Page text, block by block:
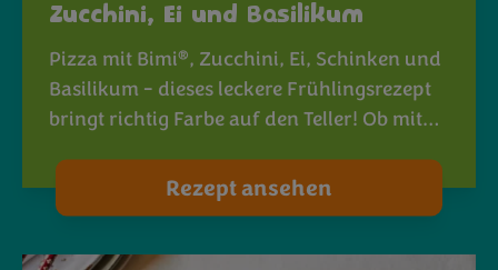
Zucchini, Ei und Basilikum
Pizza mit Bimi®, Zucchini, Ei, Schinken und
Basilikum - dieses leckere Frühlingsrezept
bringt richtig Farbe auf den Teller! Ob mit…
Rezept ansehen